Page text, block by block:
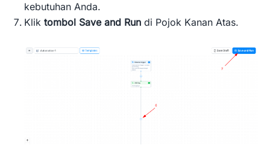
kebutuhan Anda.
Klik tombol Save and Run di Pojok Kanan Atas.